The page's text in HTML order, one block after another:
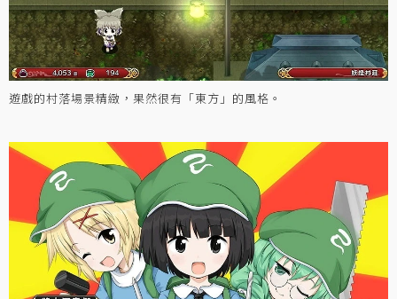
遊戲的村落場景精緻，果然很有「東方」的風格。